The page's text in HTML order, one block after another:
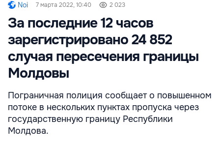
Noi 7 марта 2022, 10:40 2 023
За последние 12 часов
зарегистрировано 24 852
случая пересечения границы
Молдовы
Пограничная полиция сообщает о повышенном
потоке в нескольких пунктах пропуска через
государственную границу Республики
Молдова.